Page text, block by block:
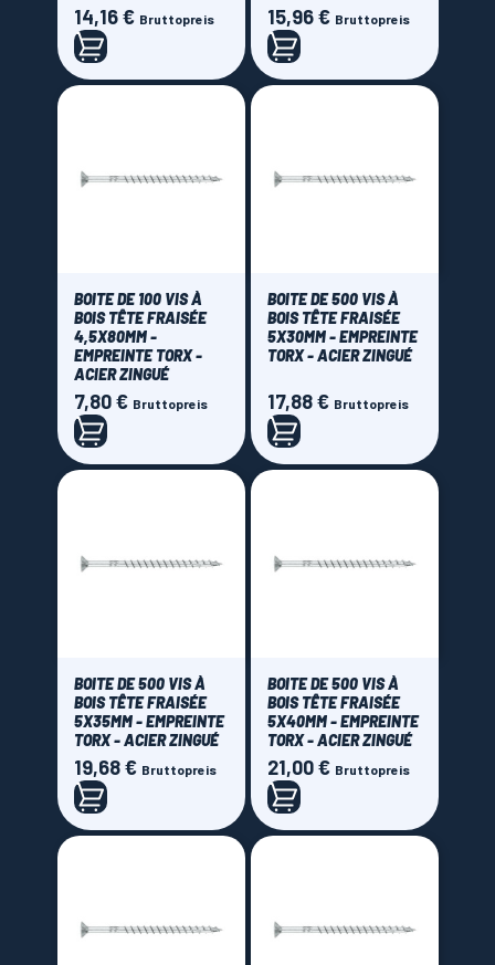
Preis
14,16 € Bruttopreis Preis
15,96 € Bruttopreis
BOITE DE 100 VIS À
BOIS TÊTE FRAISÉE
4,5X80MM -
EMPREINTE TORX -
ACIER ZINGUÉ
Preis
7,80 € Bruttopreis
BOITE DE 500 VIS À
BOIS TÊTE FRAISÉE
5X30MM - EMPREINTE
TORX - ACIER ZINGUÉ
Preis
17,88 € Bruttopreis
BOITE DE 500 VIS À
BOIS TÊTE FRAISÉE
5X35MM - EMPREINTE
TORX - ACIER ZINGUÉ
Preis
19,68 € Bruttopreis
BOITE DE 500 VIS À
BOIS TÊTE FRAISÉE
5X40MM - EMPREINTE
TORX - ACIER ZINGUÉ
Preis
21,00 € Bruttopreis